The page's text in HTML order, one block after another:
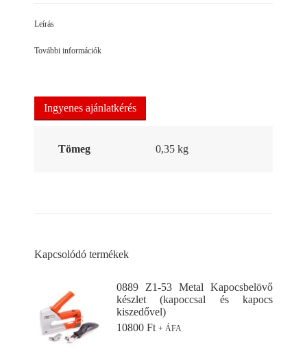
Leírás
További információk
Ingyenes ajánlatkérés
Tömeg 0,35 kg
Kapcsolódó termékek
0889 Z1-53 Metal Kapocsbelövő
készlet (kapoccsal és kapocs
kiszedővel)
10800 Ft + ÁFA